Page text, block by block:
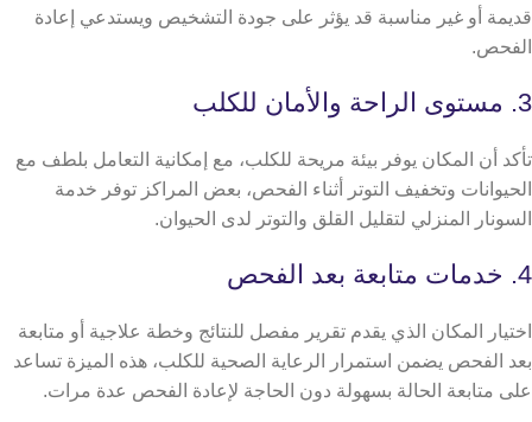
قديمة أو غير مناسبة قد يؤثر على جودة التشخيص ويستدعي إعادة
الفحص.
3. مستوى الراحة والأمان للكلب
تأكد أن المكان يوفر بيئة مريحة للكلب، مع إمكانية التعامل بلطف مع
الحيوانات وتخفيف التوتر أثناء الفحص، بعض المراكز توفر خدمة
السونار المنزلي لتقليل القلق والتوتر لدى الحيوان.
4. خدمات متابعة بعد الفحص
اختيار المكان الذي يقدم تقرير مفصل للنتائج وخطة علاجية أو متابعة
بعد الفحص يضمن استمرار الرعاية الصحية للكلب، هذه الميزة تساعد
على متابعة الحالة بسهولة دون الحاجة لإعادة الفحص عدة مرات.